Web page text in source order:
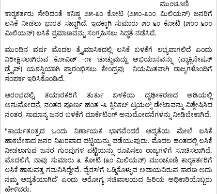
ಮುಂಚೂಣಿ
ಕಾರ್‍ಯಕರ್ತರು
ಸೇರಿದಂತೆ ಕನಿಷ್ಠ ೨೫-೩೦ ಕೋಟಿ (೨೫೦-೩೦೦ ಮಿಲಿಯನ್)ಜನರಿಗೆ
ಲಸಿಕೆ ನೀಡಲು ಭಾರತ ಸಜ್ಜಾಗಿದೆ. ಇದಕ್ಕಾಗಿ ಸುಮಾರು ೫೦-೬೦ ಕೋಟಿ (೫೦೦-೬೦೦
ಮಿಲಿಯನ್) ಲಸಿಕೆ ಪ್ರಮಾಣವನ್ನು ಸಂಗ್ರಹಿಸಲು ಸಿದ್ಧತೆ ನಡೆಸಿದೆ.
ಮುಂದಿನ ವರ್ಷ ಮೊದಲ ತ್ರೈಮಾಸಿಕದಲ್ಲಿ ಲಸಿಕೆ ಬಳಕೆಗೆ ಲಭ್ಯವಾಗಲಿದೆ
ಎಂದು
ನಿರೀಕ್ಷಿಸಲಾಗಿರುವ
ಕೋವಿಡ್ -೧೯ ಚುಚ್ಚುಮದ್ದು ಅಭಿಯಾನವನ್ನು (ವ್ಯಾಕ್ಸಿನೇಷನ್
ಡ್ರೈವ್) ಯಶಸ್ವಿಯಾಗಿ ಪ್ರಾರಂಭಿಸಲು ಕೇಂದ್ರವು ನಿಯಮಿತವಾಗಿ
ರಾಜ್ಯಗಳೊಂದಿಗೆ
ಸಂಪರ್ಕ ಇರಿಸಿಕೊಂಡಿದೆ.
ಆರಂಭದಲ್ಲಿ,ತಯಾರಕರಿಗೆ ತುರ್ತು ಬಳಕೆಯ ದೃಢೀಕರಣದ
ಅಡಿಯಲ್ಲಿ
ಅನುಮೋದನೆ, ನಂತರ ಪೂರ್ಣ ಹಂತ -೩ ಕ್ಲಿನಿಕಲ್ ಟ್ರಯಲ್ಸ್ ಡೇಟಾವನ್ನು ವಿಶ್ಲೇಷಿಸಿದ
ನಂತರ, ಸಾಮಾನ್ಯ ಜನರ ಬಳಕೆಗೆ ಮಾರ್ಕೆಟಿಂಗ್ ಅನುಮೋದನೆಗಳನ್ನು ನೀಡಿಬೇಕಾಗಿದೆ.
"ಕಾರ್ಯತಂತ್ರದ ಒಂದು ನಿರ್ಣಾಯಕ ಭಾಗವೆಂದರೆ ಆದ್ಯತೆಯ ಮೇಲೆ
ಲಸಿಕೆ
ಹಾಕಬೇಕಾದ ಜನರ ನಿಖರವಾದ ಪಟ್ಟಿಯನ್ನು ಪಡೆಯುವುದು.ಮೊದಲ ಹಂತದಲ್ಲಿ ಲಸಿಕೆ
ನೀಡಲಾಗುವ ಜನರ ಗುಂಪುಗಳ ಪಟ್ಟಿಯನ್ನು ರೂಪಿಸಲು ರಾಜ್ಯಗಳಿಗೆ ಸೂಚಿಸಲಾಗಿದೆ.
ಮೊದಲಿಗೆ,ನಾವು ಸುಮಾರು ೩ ಕೋಟಿ(೩೦ ಮಿಲಿಯನ್) ಮುಂಚೂಣಿ ಕಾರ್‍ಯಕರ್ತರಿಗೆ
ಲಸಿಕೆ ಹಾಕುವತ್ತ ಗಮನಿಸಿದ್ದೇವೆ.ವೈರಸ್‌ಗೆ ಒಡ್ಡಿಕೊಳ್ಳುವ ಅಪಾಯವಿರುವ ಕಾರಣ ಅದು
ನಮ್ಮ ಆದ್ಯತೆಯಾಗಿದೆ’ ಎಂದು ಆರೋಗ್ಯ ಸಚಿವಾಲಯದ ಹಿರಿಯ ಅಧಿಕಾರಿಯೊಬ್ಬರು
ಹೇಳಿದರು.